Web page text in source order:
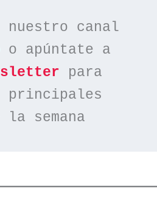
nuestro canal
o apúntate a
para
semana